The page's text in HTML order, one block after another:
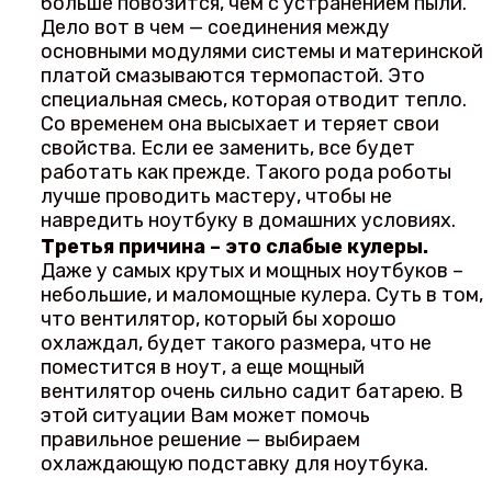
Дело вот в чем — соединения между
основными модулями системы и материнской
платой смазываются термопастой. Это
специальная смесь, которая отводит тепло.
Со временем она высыхает и теряет свои
свойства. Если ее заменить, все будет
работать как прежде. Такого рода роботы
лучше проводить мастеру, чтобы не
навредить ноутбуку в домашних условиях.
Третья причина – это слабые кулеры.
Даже у самых крутых и мощных ноутбуков –
небольшие, и маломощные кулера. Суть в том,
что вентилятор, который бы хорошо
охлаждал, будет такого размера, что не
поместится в ноут, а еще мощный
вентилятор очень сильно садит батарею. В
этой ситуации Вам может помочь
правильное решение — выбираем
охлаждающую подставку для ноутбука.